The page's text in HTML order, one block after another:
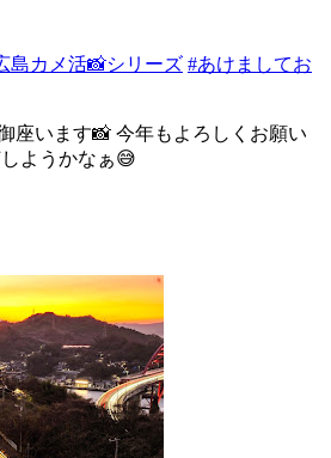
島カメ活📸シリーズ #あけましてお
座います📸 今年もよろしくお願い
ようかなぁ😅